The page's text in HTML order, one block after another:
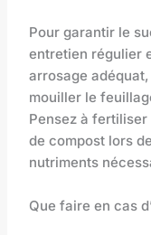
Pour garantir le
entretien régulier
arrosage
mouiller le
Pensez à
de compost lors
nutriments
Que faire en cas